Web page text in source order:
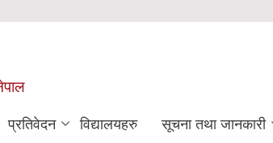
प्रतिवेदन विद्यालयहरु सूचना तथा जानकारी